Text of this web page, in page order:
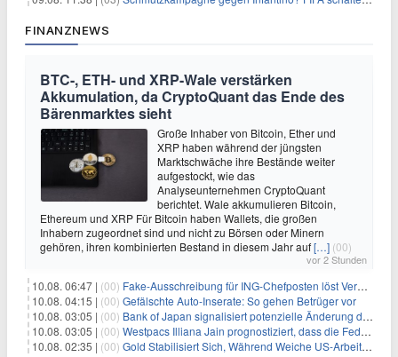
FINANZNEWS
BTC-, ETH- und XRP-Wale verstärken
Akkumulation, da CryptoQuant das Ende des
Bärenmarktes sieht
Große Inhaber von Bitcoin, Ether und
XRP haben während der jüngsten
Marktschwäche ihre Bestände weiter
aufgestockt, wie das
Analyseunternehmen CryptoQuant
berichtet. Wale akkumulieren Bitcoin,
Ethereum und XRP Für Bitcoin haben Wallets, die großen
Inhabern zugeordnet sind und nicht zu Börsen oder Minern
gehören, ihren kombinierten Bestand in diesem Jahr auf[…] (00)
vor 2 Stunden
10.08. 06:47 | (00) Fake-Ausschreibung für ING-Chefposten löst Verwirrung aus
10.08. 04:15 | (00) Gefälschte Auto-Inserate: So gehen Betrüger vor
10.08. 03:05 | (00) Bank of Japan signalisiert potenzielle Änderung der Zinspolitik angesichts von Inflationsbedenken
10.08. 03:05 | (00) Westpacs Illiana Jain prognostiziert, dass die Fed die Zinssätze nach dem Arbeitsmarktbericht stabil halten wird
10.08. 02:35 | (00) Gold Stabilisiert Sich, Während Weiche US-Arbeitsmarktdaten Zinsängste Lindern